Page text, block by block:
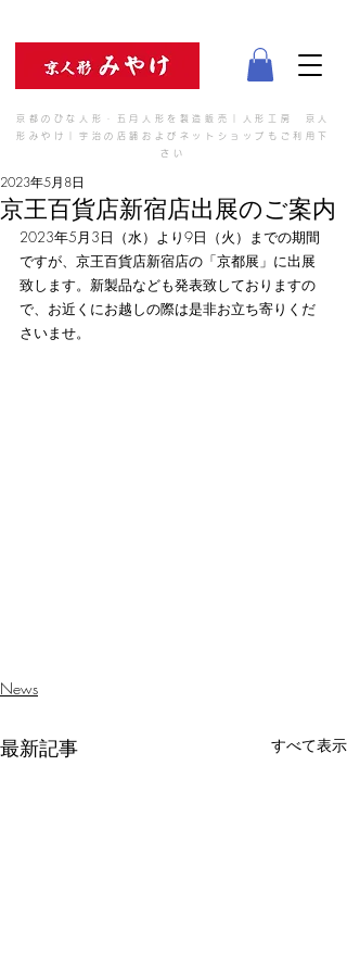
京都のひな人形・五月人形を製造販売｜人形工房 京人
形みやけ｜宇治の店舗およびネットショップもご利用下
さい
京王百貨店新宿店出展のご案内
2023年5月8日
2023年5月3日（水）より9日（火）までの期間
ですが、京王百貨店新宿店の「京都展」に出展
致します。新製品なども発表致しておりますの
で、お近くにお越しの際は是非お立ち寄りくだ
さいませ。
News
最新記事 すべて表示